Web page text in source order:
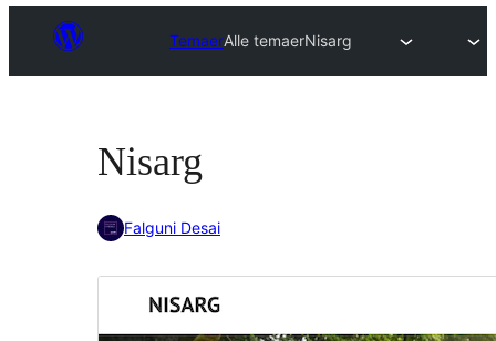
TemaerAlle temaerNisarg
Nisarg
Falguni Desai